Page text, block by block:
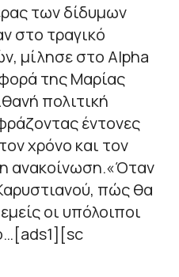
των δίδυμων
στο τραγικό
μίλησε στο Alpha
της Μαρίας
πολιτική
έντονες
χρόνο και τον
ανακοίνωση.«Όταν
πώς θα
οι υπόλοιποι